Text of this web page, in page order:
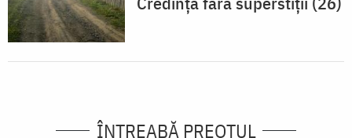
ÎNTREABĂ PREOTUL